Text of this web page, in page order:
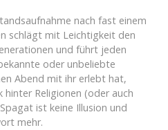
nach fast einem
schlägt mit Leichtigkeit den
und führt jeden
oder unbeliebte
Abend mit ihr erlebt hat,
Religionen (oder auch
ist keine Illusion und
mehr.